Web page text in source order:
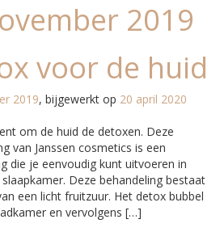
2019
voor de huid
2019, bijgewerkt op 20 april 2020
om de huid de detoxen. Deze
van Janssen cosmetics is een
die je eenvoudig kunt uitvoeren in
Deze behandeling bestaat
een licht fruitzuur. Het detox bubbel
en vervolgens […]